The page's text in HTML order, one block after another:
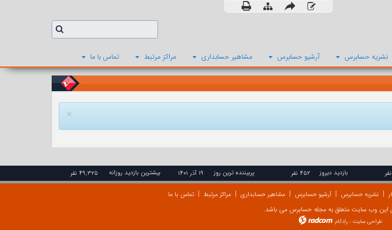
نشریه حسابرس آرشیو حسابرس مشاهیر حسابداری مراکز مرتبط تماس با ما
×
بازدید دیروز ۴۵۲ نفر پربیننده ترین روز ۱۹ آذر ۱۴۰۱ بیشترین بازدید روزانه ۴۹,۳۲۵ نفر
نشریه حسابرس آرشیو حسابرس مشاهیر حسابداری مراکز مرتبط تماس با ما
این وب سایت متعلق به مجله حسابرس می باشد.
طراحی سایت : رادکام radcom